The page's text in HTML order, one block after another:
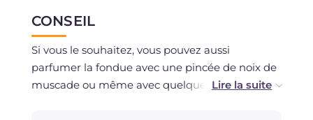
La congélation est déconseillée.
CONSEIL
Si vous le souhaitez, vous pouvez aussi
parfumer la fondue avec une pincée de noix de
muscade ou même avec quelques copeaux de